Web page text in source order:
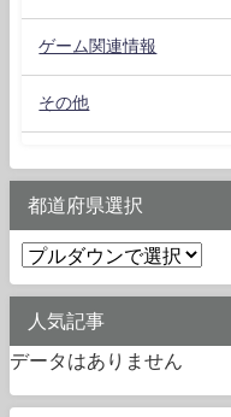
ゲーム関連情報
その他
都道府県選択
人気記事
データはありません